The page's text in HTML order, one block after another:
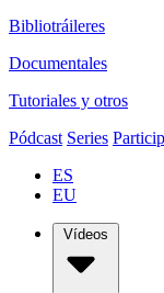
Bibliotráileres
Documentales
Tutoriales y otros
Pódcast Series
ES
EU
Vídeos